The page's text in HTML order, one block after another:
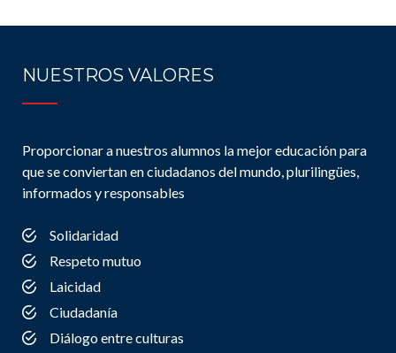
NUESTROS VALORES
Proporcionar a nuestros alumnos la mejor educación para
que se conviertan en ciudadanos del mundo, plurilingües,
informados y responsables
Solidaridad
Respeto mutuo
Laicidad
Ciudadanía
Diálogo entre culturas